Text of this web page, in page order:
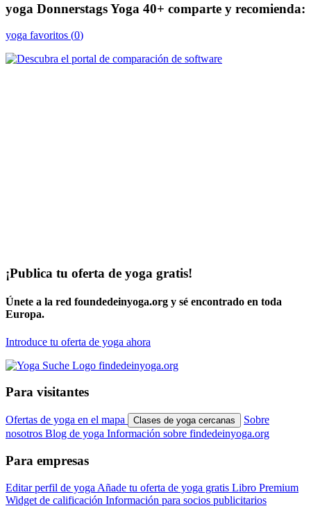
yoga Donnerstags Yoga 40+ comparte y recomienda:
yoga favoritos (0)
¡Publica tu oferta de yoga gratis!
Únete a la red foundedeinyoga.org y sé encontrado en toda
Europa.
Introduce tu oferta de yoga ahora
Para visitantes
Ofertas de yoga en el mapa Clases de yoga cercanas
Sobre
nosotros Blog de yoga Información sobre findedeinyoga.org
Para empresas
Editar perfil de yoga Añade tu oferta de yoga gratis Libro Premium
Widget de calificación Información para socios publicitarios